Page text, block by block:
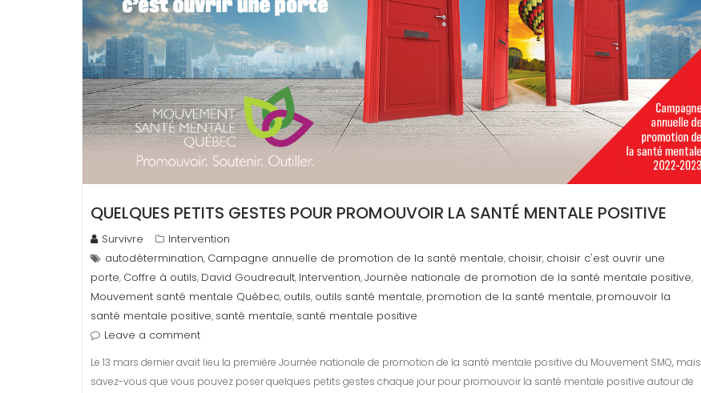
QUELQUES PETITS GESTES POUR PROMOUVOIR LA SANTÉ MENTALE POSITIVE
Survivre
Intervention
autodétermination, Campagne annuelle de promotion de la santé mentale, choisir, choisir c'est ouvrir une
porte, Coffre à outils, David Goudreault, Intervention,Journée nationale de promotion de la santé mentale positive,
Mouvement santé mentale Québec, outils, outils santé mentale, promotion de la santé mentale, promouvoir la
santé mentale positive, santé mentale, santé mentale positive
Leave a comment
Le 13 mars dernier avait lieu la première Journée nationale de promotion de la santé mentale positive du Mouvement SMQ, mais
savez-vous que vous pouvez poser quelques petits gestes chaque jour pour promouvoir la santé mentale positive autour de